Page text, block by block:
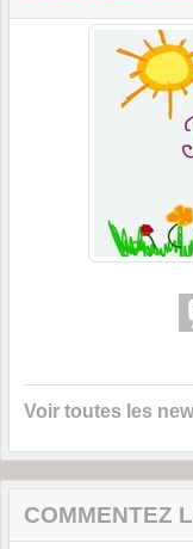
Voir toutes les
COMMENTEZ